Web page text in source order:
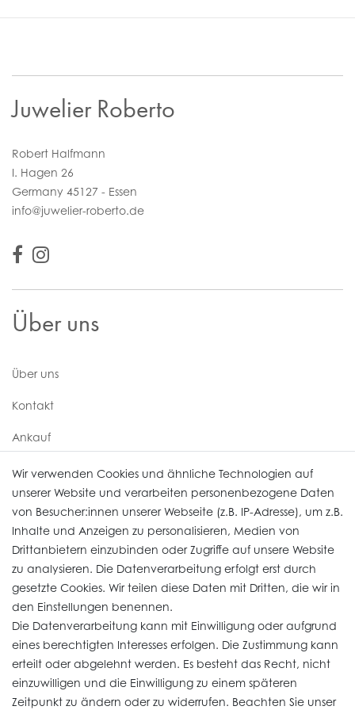
Juwelier Roberto
Robert Halfmann
I. Hagen 26
Germany 45127 - Essen
info@juwelier-roberto.de
Über uns
Über uns
Kontakt
Ankauf
Uhren Service
Vertrag widerrufen
Informationen
Widerrufs­recht
Impressum
Wir verwenden Cookies und ähnliche Technologien auf
unserer Website und verarbeiten personenbezogene Daten
von Besucher:innen unserer Webseite (z.B. IP-Adresse), um z.B.
Inhalte und Anzeigen zu personalisieren, Medien von
Drittanbietern einzubinden oder Zugriffe auf unsere Website
zu analysieren. Die Datenverarbeitung erfolgt erst durch
gesetzte Cookies. Wir teilen diese Daten mit Dritten, die wir in
den Einstellungen benennen.
Die Datenverarbeitung kann mit Einwilligung oder aufgrund
eines berechtigten Interesses erfolgen. Die Zustimmung kann
erteilt oder abgelehnt werden. Es besteht das Recht, nicht
einzuwilligen und die Einwilligung zu einem späteren
Zeitpunkt zu ändern oder zu widerrufen. Beachten Sie unser